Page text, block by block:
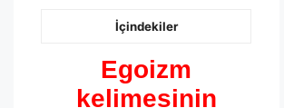
İçindekiler
Egoizm
kelimesinin